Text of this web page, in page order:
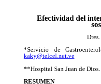
Efectividad del
*Servicio de
kaky@telcel.net.ve
**Hospital San Juan de Dios.
RESUMEN